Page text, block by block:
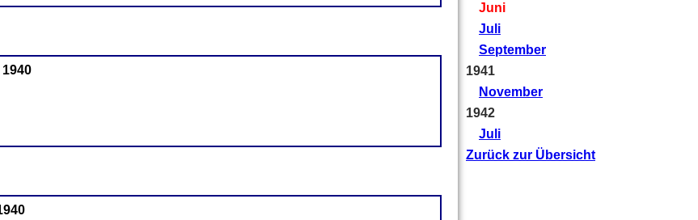
Juni
Juli
September
1941
November
1942
Juli
Zurück zur Übersicht